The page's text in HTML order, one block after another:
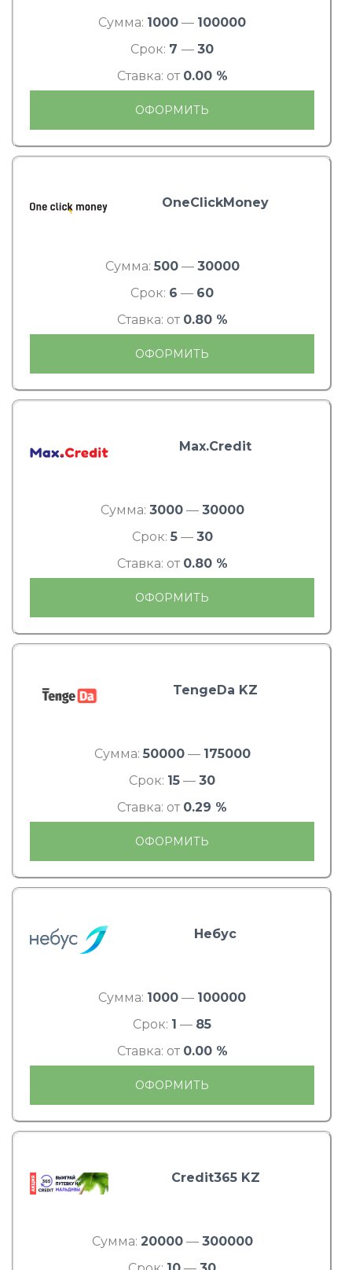
Сумма: 1000 — 100000
Срок: 7 — 30
Ставка: от 0.00 %
ОФОРМИТЬ
OneClickMoney
Сумма: 500— 30000
Срок: 6 — 60
Ставка: от 0.80 %
ОФОРМИТЬ
Max.Credit
Сумма: 3000— 30000
Срок: 5— 30
Ставка: от 0.80 %
ОФОРМИТЬ
TengeDa KZ
Сумма: 50000— 175000
Срок: 15 — 30
Ставка: от 0.29 %
ОФОРМИТЬ
Небус
Сумма: 1000 — 100000
Срок: 1 — 85
Ставка: от 0.00 %
ОФОРМИТЬ
Credit365 KZ
Сумма: 20000— 300000